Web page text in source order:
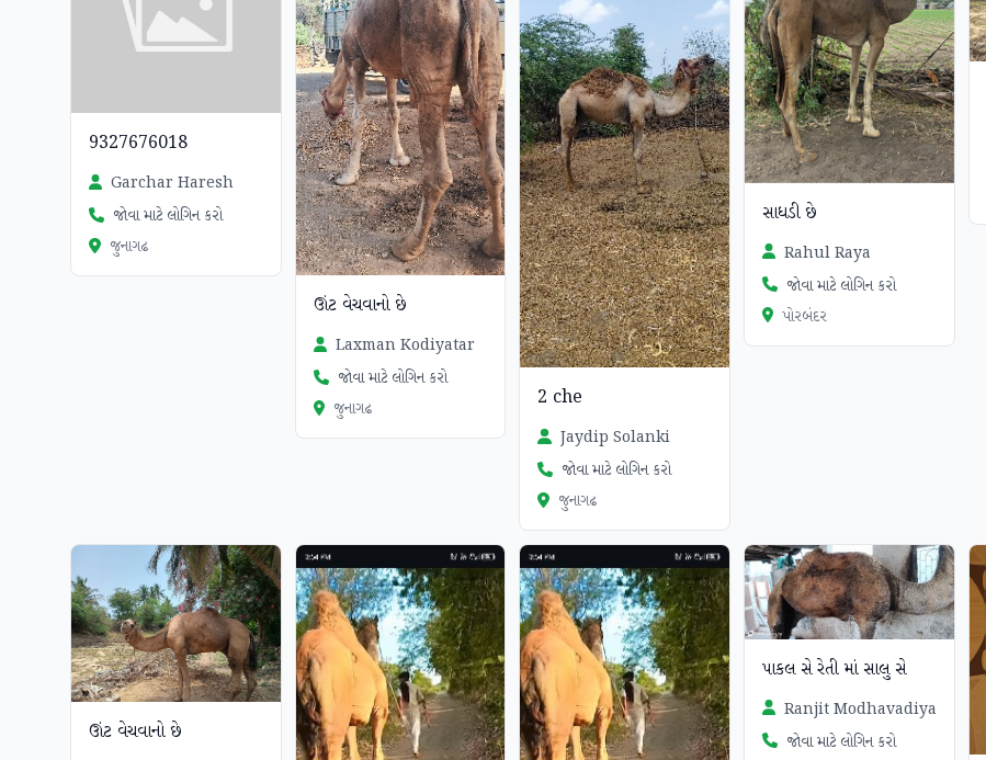
9327676018
Garchar Haresh
જોવા માટે લોગિન કરો
જુનાગઢ
ઊંટ વેચવાનો છે
Laxman Kodiyatar
જોવા માટે લોગિન કરો
જુનાગઢ
2 che
Jaydip Solanki
જોવા માટે લોગિન કરો
જુનાગઢ
સાધડી છે
Rahul Raya
જોવા માટે લોગિન કરો
પોરબંદર
ઊંટ વેચવાનો છે
પાકલ સે રેતી માં સાલુ સે
Ranjit Modhavadiya
જોવા માટે લોગિન કરો